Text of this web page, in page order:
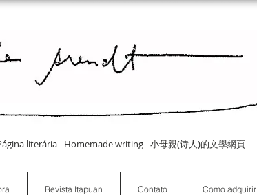
literária - Homemade writing - 小母親(诗人)的文學網頁
Revista Itapuan Contato Como adquirir